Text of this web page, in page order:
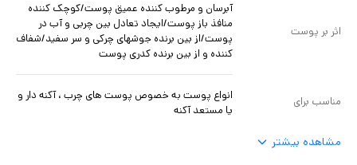
اثر بر پوست
آبرسان و مرطوب کننده عمیق پوست/کوچک کننده
منافذ باز پوست/ایجاد تعادل بین چربی و آب در
پوست/از بین برنده جوشهای چرکی و سر سفید/شفاف
کننده و از بین برنده کدری پوست
مناسب برای
انواع پوست به خصوص پوست های چرب ، آکنه دار و
یا مستعد آکنه
مشاهده بیشتر